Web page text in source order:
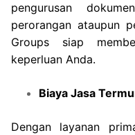
pengurusan
perorangan ataupun
Groups siap
keperluan Anda.
Biaya Jasa
Dengan layanan